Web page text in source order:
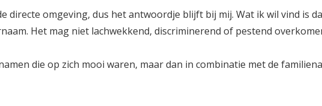
directe omgeving, dus het antwoordje blijft bij mij. Wat ik wil vind is
Het mag niet lachwekkend, discriminerend of pestend
die op zich mooi waren, maar dan in combinatie met de